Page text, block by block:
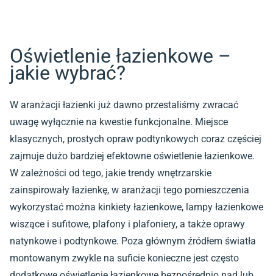
Oświetlenie łazienkowe –
jakie wybrać?
W aranżacji łazienki już dawno przestaliśmy zwracać
uwagę wyłącznie na kwestie funkcjonalne. Miejsce
klasycznych, prostych opraw podtynkowych coraz częściej
zajmuje dużo bardziej efektowne oświetlenie łazienkowe.
W zależności od tego, jakie trendy wnętrzarskie
zainspirowały łazienkę, w aranżacji tego pomieszczenia
wykorzystać można kinkiety łazienkowe, lampy łazienkowe
wiszące i sufitowe, plafony i plafoniery, a także oprawy
natynkowe i podtynkowe. Poza głównym źródłem światła
montowanym zwykle na suficie konieczne jest często